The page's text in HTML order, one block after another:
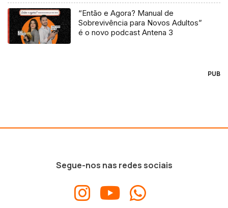
“Então e Agora? Manual de
Sobrevivência para Novos Adultos”
é o novo podcast Antena 3
PUB
Segue-nos nas redes sociais